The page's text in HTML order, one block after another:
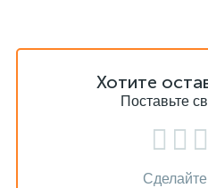
Хотите
Поставьте